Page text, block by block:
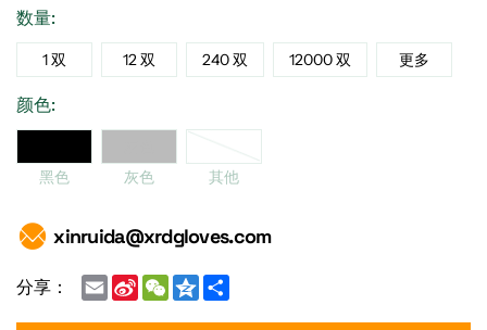
数量:
1 双 12 双 240 双 12000 双 更多
颜色:
黑色 灰色 其他
xinruida@xrdgloves.com
分享： EmailSina
Weibo
WeChat
Qzone